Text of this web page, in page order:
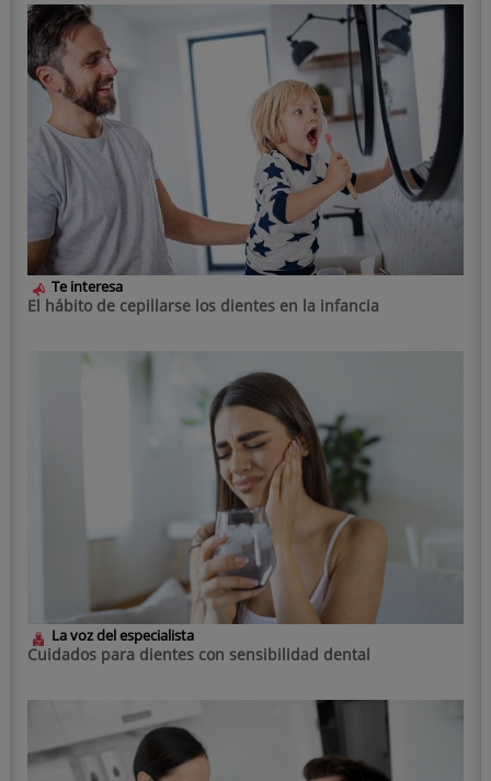
Te interesa
El hábito de cepillarse los dientes en la infancia
La voz del especialista
Cuidados para dientes con sensibilidad dental